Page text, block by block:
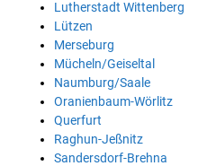
Lutherstadt Wittenberg
Lützen
Merseburg
Mücheln/Geiseltal
Naumburg/Saale
Oranienbaum-Wörlitz
Querfurt
Raghun-Jeßnitz
Sandersdorf-Brehna